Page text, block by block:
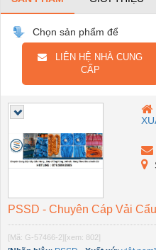
Chọn sản phẩm để
LIÊN HỆ NHÀ CUNG
CẤP
PSSD - Chuyên Cáp Vải
[Mã: G-57466-2] [xem: 802]